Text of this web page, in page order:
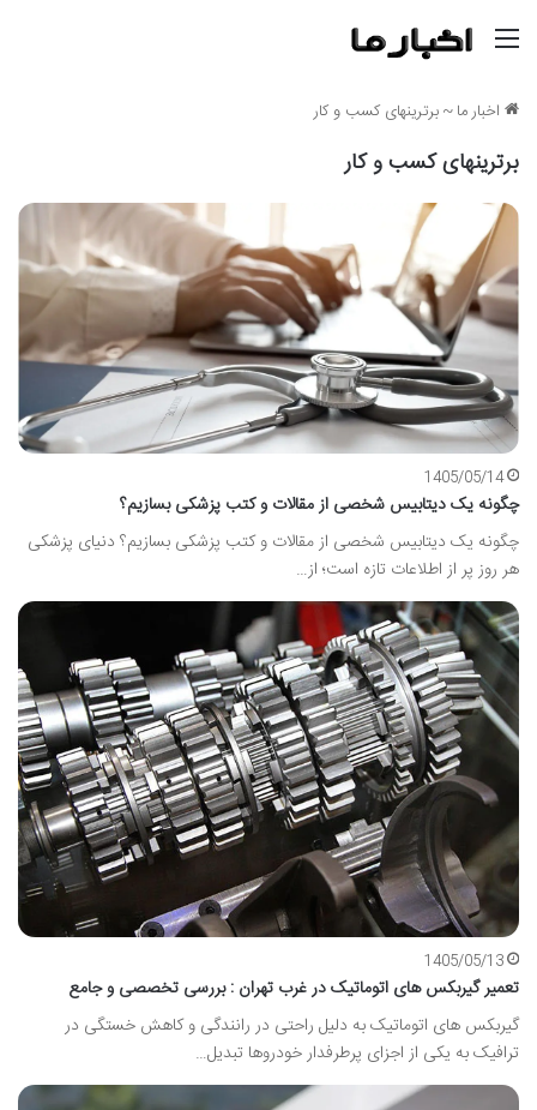
اخبار ما~برترینهای کسب و کار
برترینهای کسب و کار
1405/05/14
چگونه یک دیتابیس شخصی از مقالات و کتب پزشکی بسازیم؟
چگونه یک دیتابیس شخصی از مقالات و کتب پزشکی بسازیم؟ دنیای پزشکی
هر روز پر از اطلاعات تازه است؛ از…
1405/05/13
تعمیر گیربکس های اتوماتیک در غرب تهران : بررسی تخصصی و جامع
گیربکس های اتوماتیک به دلیل راحتی در رانندگی و کاهش خستگی در
ترافیک به یکی از اجزای پرطرفدار خودروها تبدیل…